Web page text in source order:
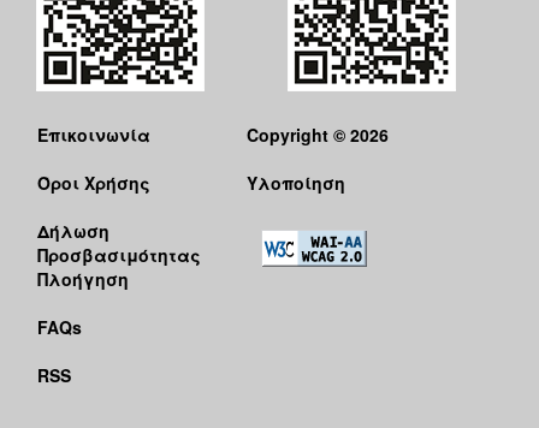
Επικοινωνία
Όροι Χρήσης
Δήλωση
Προσβασιμότητας
Πλοήγηση
FAQs
RSS
Copyright © 2026
Υλοποίηση